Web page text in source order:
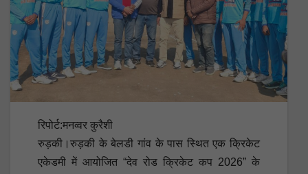
रिपोर्ट:मनव्वर कुरैशी
रुड़की।रुड़की के बेलडी गांव के पास स्थित एक क्रिकेट
एकेडमी में आयोजित “देव रोड क्रिकेट कप 2026” के